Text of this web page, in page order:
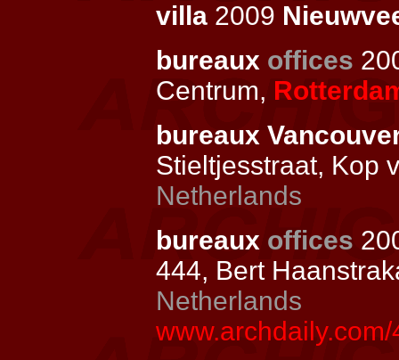
villa 2009
bureaux offices
Centrum,
bureaux
Stieltjesstraat, Kop
Netherlands
bureaux offices
444, Bert
Netherlands